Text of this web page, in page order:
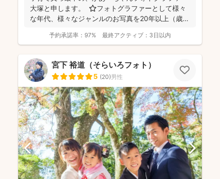
大塚と申します。 ⭐︎フォトグラファーとして様々
な年代、様々なジャンルのお写真を20年以上（歳バ
予約承諾率： 97% 最終アクティブ： 3日以内
宮下 裕道（そらいろフォト）
5 (20)男性